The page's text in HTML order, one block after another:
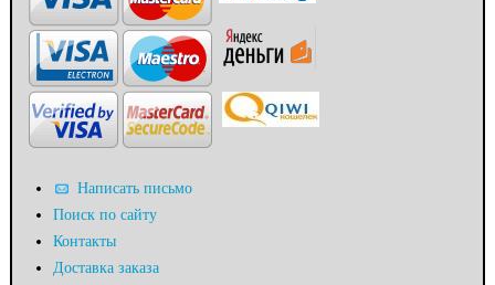
Написать письмо
Поиск по сайту
Контакты
Доставка заказа